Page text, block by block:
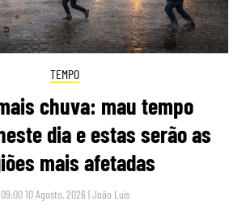
TEMPO
chuva: mau tempo
dia e estas serão as
mais afetadas
09:00 10 Agosto, 2026 |João Luís